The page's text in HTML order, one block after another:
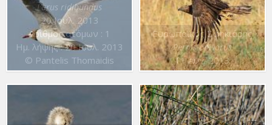
Larus ridibundus
20 Ιουλ. 2013
Αριθμός ατόμων : 1
Ημ. λήψης : 20 Ιουλ. 2013
© Pantelis Thomaidis
Ευρωπαϊκός Σφηκιάρης
Pernis apivorus
11 Αυγ. 2013